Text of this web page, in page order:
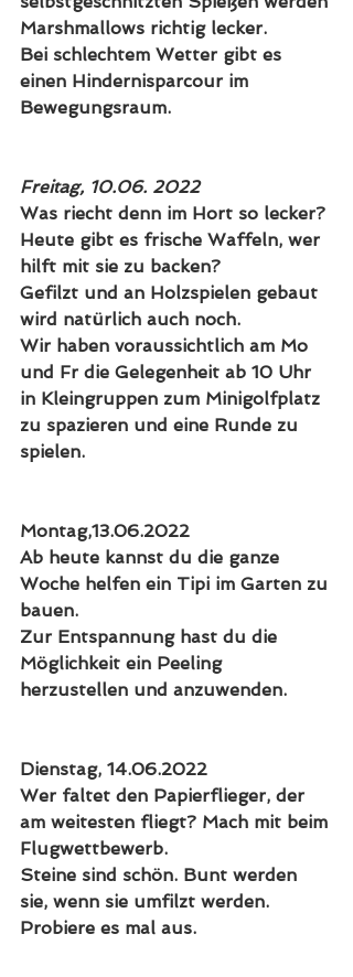
Marshmallows richtig lecker.
Bei schlechtem Wetter gibt es
einen Hindernisparcour im
Bewegungsraum.
Freitag, 10.06. 2022
Was riecht denn im Hort so lecker?
Heute gibt es frische Waffeln, wer
hilft mit sie zu backen?
Gefilzt und an Holzspielen gebaut
wird natürlich auch noch.
Wir haben voraussichtlich am Mo
und Fr die Gelegenheit ab 10 Uhr
in Kleingruppen zum Minigolfplatz
zu spazieren und eine Runde zu
spielen.
Montag,13.06.2022
Ab heute kannst du die ganze
Woche helfen ein Tipi im Garten zu
bauen.
Zur Entspannung hast du die
Möglichkeit ein Peeling
herzustellen und anzuwenden.
Dienstag, 14.06.2022
Wer faltet den Papierflieger, der
am weitesten fliegt? Mach mit beim
Flugwettbewerb.
Steine sind schön. Bunt werden
sie, wenn sie umfilzt werden.
Probiere es mal aus.